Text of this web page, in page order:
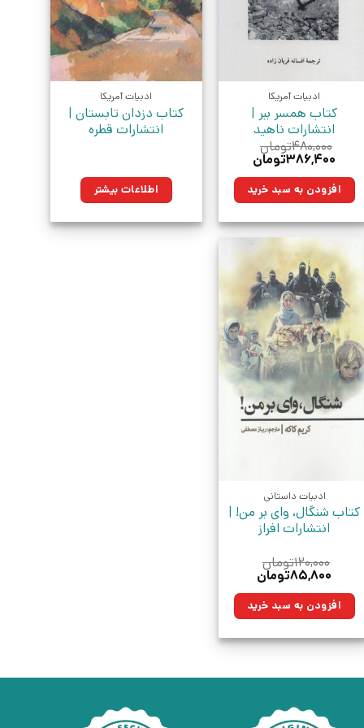
ادبیات آمریکا
کتاب همسر ببر |
انتشارات ناهید
۴۸۰,۰۰۰تومان
قیمت
۴۸۰,۰۰۰تومان
بود.
۳۸۶,۴۰۰تومانقیمت
۳۸۶,۴۰۰تومان.افزودن به سبد خرید
ادبیات آمریکا
کتاب دزدان تابستان |
انتشارات قطره
اطلاعات بیشتر
ادبیات داستانی
کتاب شنگال، وای بر من! |
انتشارات افراز
۱۲۰,۰۰۰تومان
قیمت
۱۲۰,۰۰۰تومان
بود.
۸۵,۸۰۰تومانقیمت
۸۵,۸۰۰تومان.افزودن به سبد خرید